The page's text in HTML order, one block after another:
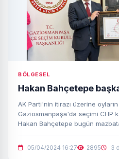
BÖLGESEL
Hakan Bahçetepe
AK Parti'nin itirazı üzerine oyların
Gaziosmanpaşa'da seçimi CHP
Hakan Bahçetepe bugün
05/04/2024 16:27 2895 3